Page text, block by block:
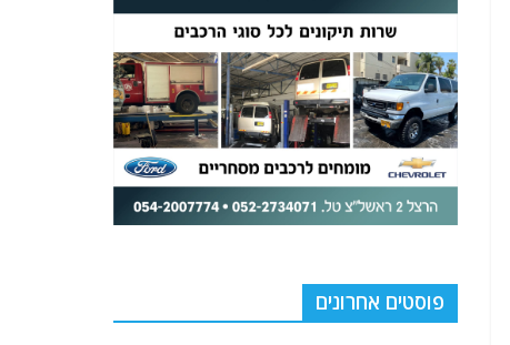
פוסטים אחרונים